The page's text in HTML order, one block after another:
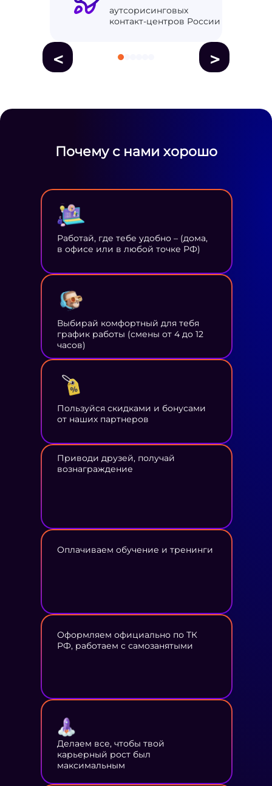
аутсорисинговых
контакт-центров России
< >
Почему с нами хорошо
Работай, где тебе удобно – (дома,
в офисе или в любой точке РФ)
Выбирай комфортный для тебя
график работы (смены от 4 до 12
часов)
Пользуйся скидками и бонусами
от наших партнеров
Приводи друзей, получай
вознаграждение
Оплачиваем обучение и тренинги
Оформляем официально по ТК
РФ, работаем с самозанятыми
Делаем все, чтобы твой
карьерный рост был
максимальным